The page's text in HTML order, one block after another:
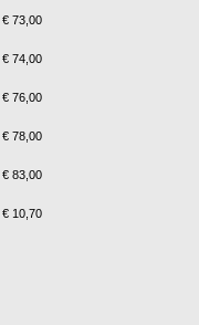
€ 73,00
€ 74,00
€ 76,00
€ 78,00
€ 83,00
€ 10,70